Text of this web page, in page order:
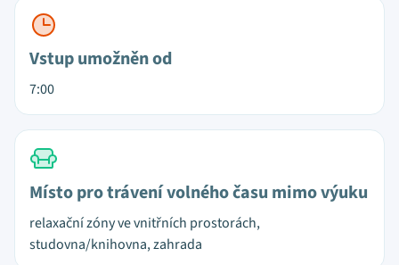
Vstup umožněn od
7:00
Místo pro trávení volného času mimo výuku
relaxační zóny ve vnitřních prostorách,
studovna/knihovna, zahrada